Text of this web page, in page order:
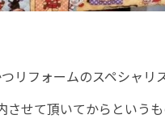
リフォームのスペシャリ
せて頂いてからというも